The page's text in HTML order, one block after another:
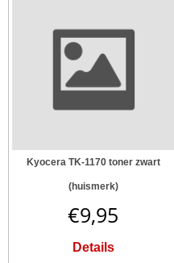
Kyocera TK-1170 toner zwart
(huismerk)
€9,95
Details